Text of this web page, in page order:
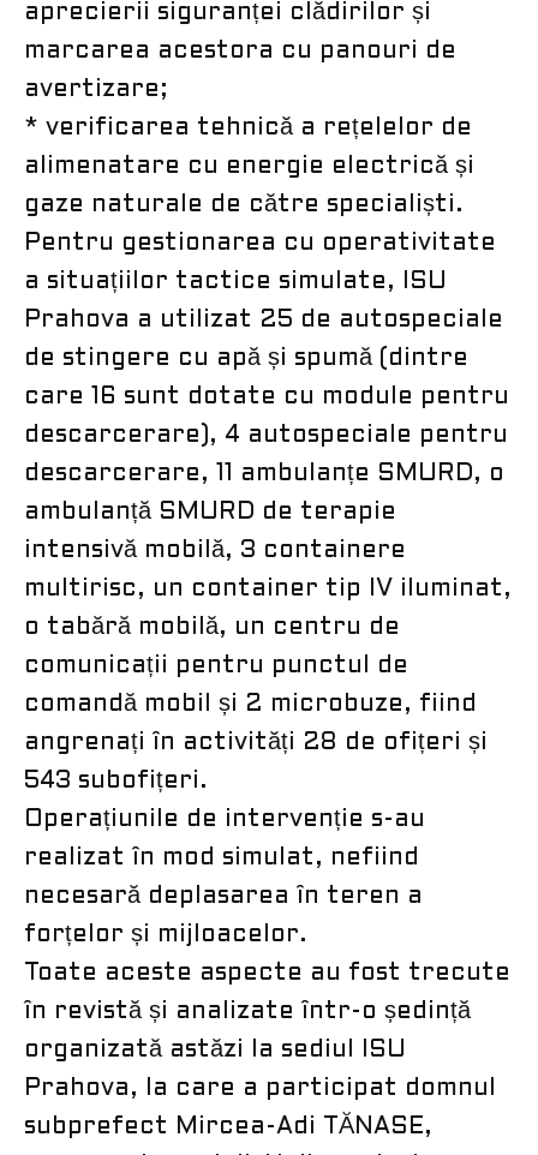
aprecierii siguranței clădirilor și
marcarea acestora cu panouri de
avertizare;
* verificarea tehnică a rețelelor de
alimenatare cu energie electrică și
gaze naturale de către specialiști.
Pentru gestionarea cu operativitate
a situațiilor tactice simulate, ISU
Prahova a utilizat 25 de autospeciale
de stingere cu apă și spumă (dintre
care 16 sunt dotate cu module pentru
descarcerare), 4 autospeciale pentru
descarcerare, 11 ambulanțe SMURD, o
ambulanță SMURD de terapie
intensivă mobilă, 3 containere
multirisc, un container tip IV iluminat,
o tabără mobilă, un centru de
comunicații pentru punctul de
comandă mobil și 2 microbuze, fiind
angrenați în activități 28 de ofițeri și
543 subofițeri.
Operațiunile de intervenție s-au
realizat în mod simulat, nefiind
necesară deplasarea în teren a
forțelor și mijloacelor.
Toate aceste aspecte au fost trecute
în revistă și analizate într-o ședință
organizată astăzi la sediul ISU
Prahova, la care a participat domnul
subprefect Mircea-Adi TĂNASE,